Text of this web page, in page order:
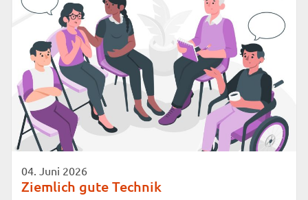
04. Juni 2026
Ziemlich gute Technik